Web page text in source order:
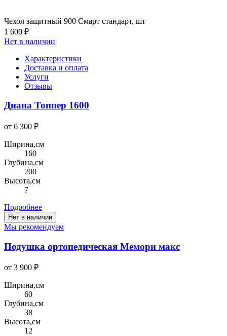
Чехол защитный 900 Смарт стандарт, шт
1 600 ₽
Нет в наличии
Характеристики
Доставка и оплата
Услуги
Отзывы
Диана Топпер 1600
от 6 300 ₽
Ширина,см
160
Глубина,см
200
Высота,см
7
Подробнее
Нет в наличии
Мы рекомендуем
Подушка ортопедическая Мемори макс
от 3 900 ₽
Ширина,см
60
Глубина,см
38
Высота,см
12